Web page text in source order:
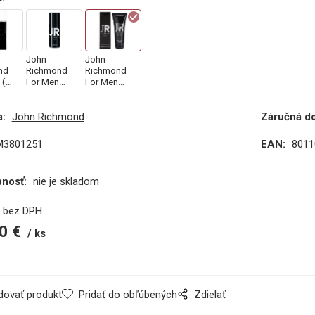
John
Richmond
For Men
(M)
John
Richmond
For Men
John Richmond Záručná
EAN:
nie je skladom
bez DPH
€ ks
produkt Pridať do obľúbených Zdielať